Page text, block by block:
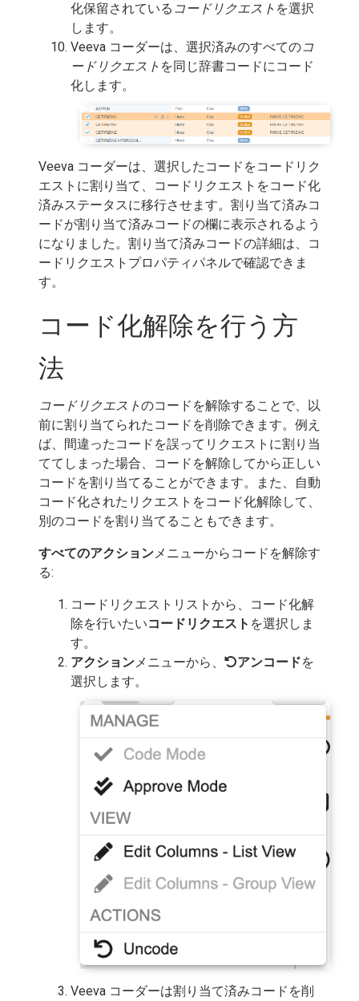
化保留されている コードリクエスト を選択
します。
Veeva コーダーは、選択済みのすべてのコ
ードリクエスト を同じ辞書コードにコード
化します。
Veeva コーダーは、選択したコードをコードリク
エストに割り当て、コードリクエストをコード化
済みステータスに移行させます。割り当て済みコ
ードが割り当て済みコードの欄に表示されるよう
になりました。割り当て済みコードの詳細は、コ
ードリクエストプロパティパネルで確認できま
す。
コード化解除を行う方
法
コードリクエストのコードを解除することで、以
前に割り当てられたコードを削除できます。例え
ば、間違ったコードを誤ってリクエストに割り当
ててしまった場合、コードを解除してから正しい
コードを割り当てることができます。また、自動
コード化されたリクエストをコード化解除して、
別のコードを割り当てることもできます。
すべてのアクションメニューからコードを解除す
る:
コードリクエストリストから、コード化解
除を行いたいコードリクエスト を選択しま
す。
アクションメニューから、 アンコードを
選択します。
Veeva コーダーは割り当て済みコードを削